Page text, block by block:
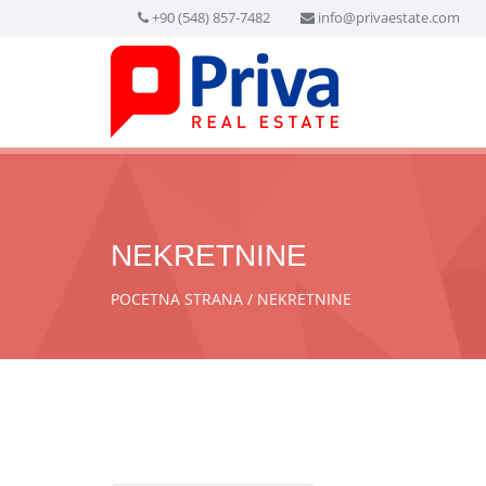
+90 (548) 857-7482 info@privaestate.com
NEKRETNINE
POCETNA STRANA NEKRETNINE